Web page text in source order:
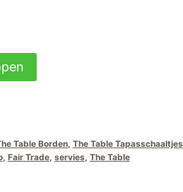
Table Borden, The Table Tapasschaaltjes
, Fair Trade, servies, The Table